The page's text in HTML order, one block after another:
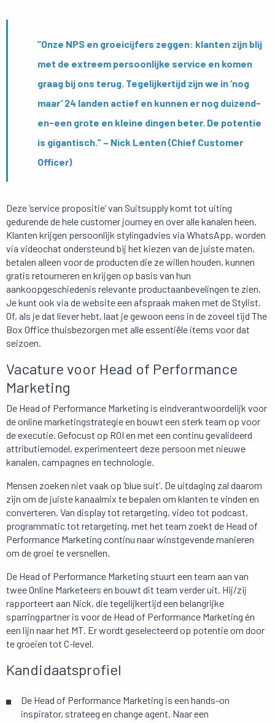
“Onze NPS en groeicijfers zeggen: klanten zijn blij
met de extreem persoonlijke service en komen
graag bij ons terug. Tegelijkertijd zijn we in ‘nog
maar’ 24 landen actief en kunnen er nog duizend-
en-een grote en kleine dingen beter. De potentie
is gigantisch.” – Nick Lenten (Chief Customer
Officer)
Deze ‘service propositie’ van Suitsupply komt tot uiting
gedurende de hele customer journey en over alle kanalen heen.
Klanten krijgen persoonlijk stylingadvies via WhatsApp, worden
via videochat ondersteund bij het kiezen van de juiste maten,
betalen alleen voor de producten die ze willen houden, kunnen
gratis retourneren en krijgen op basis van hun
aankoopgeschiedenis relevante productaanbevelingen te zien.
Je kunt ook via de website een afspraak maken met de Stylist.
Of, als je dat liever hebt, laat je gewoon eens in de zoveel tijd The
Box Office thuisbezorgen met alle essentiële items voor dat
seizoen.
Vacature voor Head of Performance
Marketing
De Head of Performance Marketing is eindverantwoordelijk voor
de online marketingstrategie en bouwt een sterk team op voor
de executie. Gefocust op ROI en met een continu gevalideerd
attributiemodel, experimenteert deze persoon met nieuwe
kanalen, campagnes en technologie.
Mensen zoeken niet vaak op ‘blue suit’. De uitdaging zal daarom
zijn om de juiste kanaalmix te bepalen om klanten te vinden en
converteren. Van display tot retargeting, video tot podcast,
programmatic tot retargeting, met het team zoekt de Head of
Performance Marketing continu naar winstgevende manieren
om de groei te versnellen.
De Head of Performance Marketing stuurt een team aan van
twee Online Marketeers en bouwt dit team verder uit. Hij/zij
rapporteert aan Nick, die tegelijkertijd een belangrijke
sparringpartner is voor de Head of Performance Marketing én
een lijn naar het MT. Er wordt geselecteerd op potentie om door
te groeien tot C-level.
Kandidaatsprofiel
De Head of Performance Marketing is een hands-on
inspirator, strateeg en change agent. Naar een